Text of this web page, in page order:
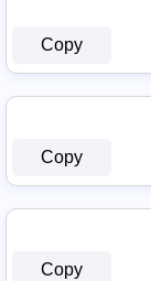
Copy
Copy
Copy